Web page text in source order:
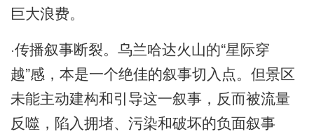
巨大浪费。
·传播叙事断裂。乌兰哈达火山的“星际穿
越”感，本是一个绝佳的叙事切入点。但景区
未能主动建构和引导这一叙事，反而被流量
反噬，陷入拥堵、污染和破坏的负面叙事